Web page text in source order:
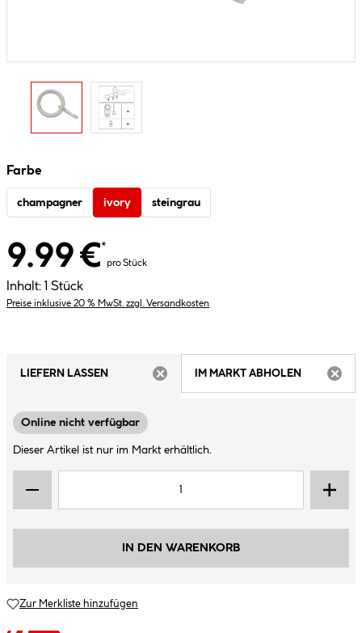
Farbe
champagner ivory steingrau
9.99 €*
pro Stück
Inhalt: 1 Stück
Preise inklusive 20 % MwSt. zzgl. Versandkosten
LIEFERN LASSEN
IM MARKT ABHOLEN
Online nicht verfügbar
Dieser Artikel ist nur im Markt erhältlich.
IN DEN WARENKORB
Zur Merkliste hinzufügen